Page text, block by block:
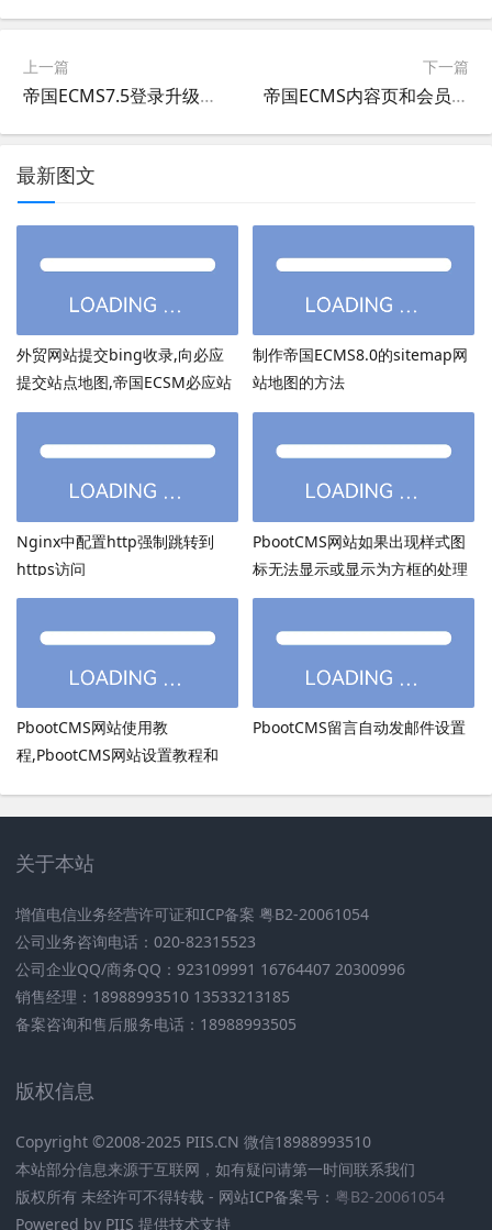
上一篇
帝国ECMS7.5登录升级为【账号/邮箱/手机号】登录教程
下一篇
帝国ECMS内容页和会员中心怎么调用是否实名认证
最新图文
外贸网站提交bing收录,向必应
提交站点地图,帝国ECSM必应站
点图sitemap提交
制作帝国ECMS8.0的sitemap网
站地图的方法
Nginx中配置http强制跳转到
https访问
PbootCMS网站如果出现样式图
标无法显示或显示为方框的处理
方法
PbootCMS网站使用教
程,PbootCMS网站设置教程和
PbootCMS留言自动发邮件设置
关于本站
增值电信业务经营许可证和ICP备案 粤B2-20061054
公司业务咨询电话：020-82315523
公司企业QQ/商务QQ：923109991 16764407 20300996
销售经理：18988993510 13533213185
备案咨询和售后服务电话：18988993505
版权信息
Copyright ©2008-2025 PIIS.CN 微信18988993510
本站部分信息来源于互联网，如有疑问请第一时间联系我们
版权所有 未经许可不得转载 - 网站ICP备案号： 粤B2-20061054
Powered by PIIS 提供技术支持